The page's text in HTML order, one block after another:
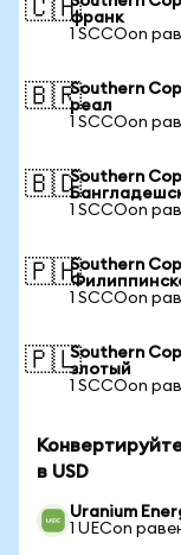
🇨🇭франк
1 SCCOon
🇧🇷Southern
реал
1 SCCOon
🇧🇩Southern
1 SCCOon
🇵🇭Southern
1 SCCOon
🇵🇱Southern
злотый
1 SCCOon
в USD
Uranium
1 UECon